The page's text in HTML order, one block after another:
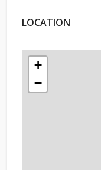
LOCATION
+
−